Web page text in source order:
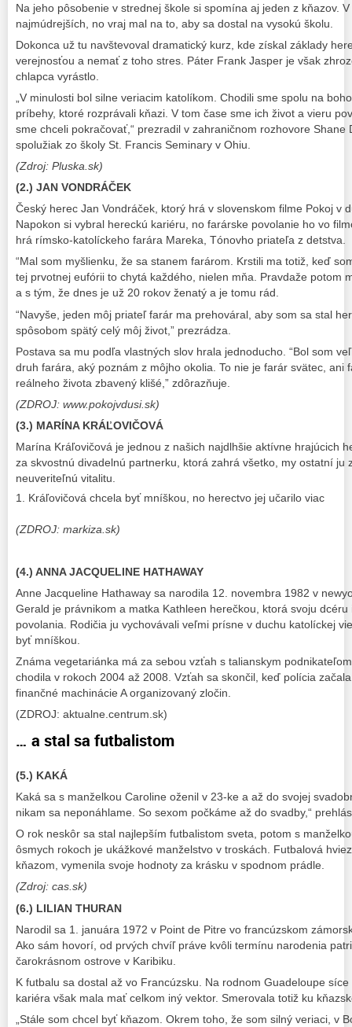
Na jeho pôsobenie v strednej škole si spomína aj jeden z kňazov.
najmúdrejších, no vraj mal na to, aby sa dostal na vysokú školu.
Dokonca už tu navštevoval dramatický kurz, kde získal základy
verejnosťou a nemať z toho stres. Páter Frank Jasper je však
chlapca vyrástlo.
„V minulosti bol silne veriacim katolíkom. Chodili sme spolu na
príbehy, ktoré rozprávali kňazi. V tom čase sme ich život a vieru
sme chceli pokračovať,“ prezradil v zahraničnom rozhovore Shane
spolužiak zo školy St. Francis Seminary v Ohiu.
(Zdroj: Pluska.sk)
(2.) JAN VONDRÁČEK
Český herec Jan Vondráček, ktorý hrá v slovenskom filme Pokoj v
Napokon si vybral hereckú kariéru, no farárske povolanie ho vo
hrá rímsko-katolíckeho farára Mareka, Tónovho priateľa z detstva.
“Mal som myšlienku, že sa stanem farárom. Krstili ma totiž, keď
tej prvotnej eufórii to chytá každého, nielen mňa. Pravdaže potom
a s tým, že dnes je už 20 rokov ženatý a je tomu rád.
“Navyše, jeden môj priateľ farár ma prehováral, aby som sa stal
spôsobom spätý celý môj život,” prezrádza.
Postava sa mu podľa vlastných slov hrala jednoducho. “Bol som
druh farára, aký poznám z môjho okolia. To nie je farár svätec, ani
reálneho života zbavený klišé,” zdôrazňuje.
(ZDROJ: www.pokojvdusi.sk)
(3.) MARÍNA KRÁĽOVIČOVÁ
Marína Kráľovičová je jednou z našich najdlhšie aktívne hrajúcich
za skvostnú divadelnú partnerku, ktorá zahrá všetko, my ostatní ju
neuveriteľnú vitalitu.
Kráľovičová chcela byť mníškou, no herectvo jej učarilo viac
(ZDROJ: markiza.sk)
(4.) ANNA JACQUELINE HATHAWAY
Anne Jacqueline Hathaway sa narodila 12. novembra 1982 v
Gerald je právnikom a matka Kathleen herečkou, ktorá svoju
povolania. Rodičia ju vychovávali veľmi prísne v duchu katolíckej
byť mníškou.
Známa vegetariánka má za sebou vzťah s talianskym
chodila v rokoch 2004 až 2008. Vzťah sa skončil, keď polícia
finančné machinácie A organizovaný zločin.
(ZDROJ: aktualne.centrum.sk)
… a stal sa futbalistom
(5.) KAKÁ
Kaká sa s manželkou Caroline oženil v 23-ke a až do svojej
nikam sa neponáhlame. So sexom počkáme až do svadby,“
O rok neskôr sa stal najlepším futbalistom sveta, potom s
ôsmych rokoch je ukážkové manželstvo v troskách. Futbalová
kňazom, vymenila svoje hodnoty za krásku v spodnom prádle.
(Zdroj: cas.sk)
(6.) LILIAN THURAN
Narodil sa 1. januára 1972 v Point de Pitre vo francúzskom
Ako sám hovorí, od prvých chvíľ práve kvôli termínu narodenia
čarokrásnom ostrove v Karibiku.
K futbalu sa dostal až vo Francúzsku. Na rodnom Guadeloupe
kariéra však mala mať celkom iný vektor. Smerovala totiž ku
„Stále som chcel byť kňazom. Okrem toho, že som silný veriaci, v